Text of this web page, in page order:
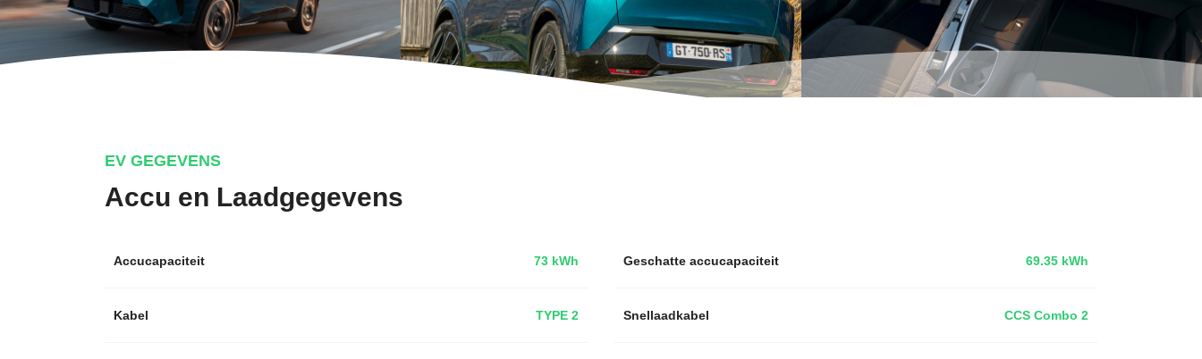
EV GEGEVENS
Accu en Laadgegevens
Accucapaciteit 73 kWh
Kabel TYPE 2
69.35 kWh
Geschatte accucapaciteit
Snellaadkabel CCS Combo 2